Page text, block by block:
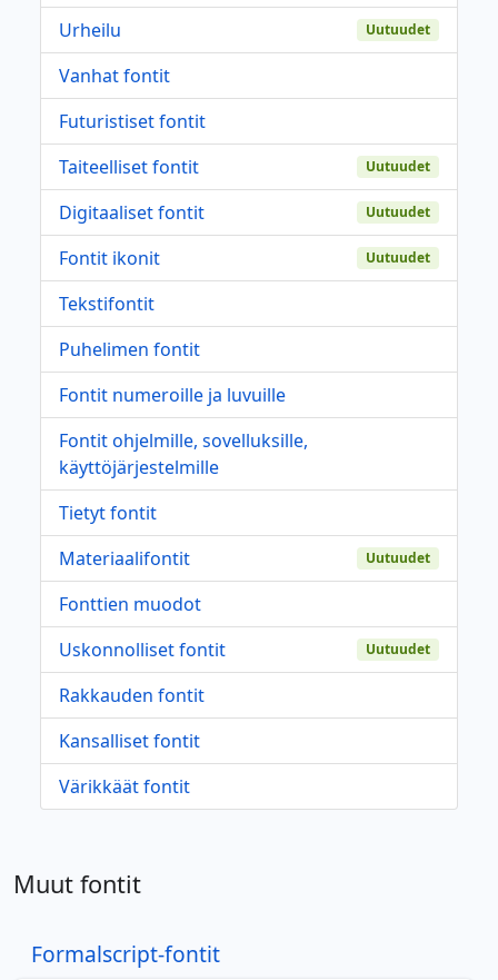
Urheilu
Uutuudet
Vanhat fontit
Futuristiset fontit
Taiteelliset fontit
Uutuudet
Digitaaliset fontit Uutuudet
Fontit ikonit Uutuudet
Tekstifontit
Puhelimen fontit
Fontit numeroille ja luvuille
Fontit ohjelmille, sovelluksille,
käyttöjärjestelmille
Tietyt fontit
Materiaalifontit
Uutuudet
Fonttien muodot
Uskonnolliset fontit
Uutuudet
Rakkauden fontit
Kansalliset fontit
Värikkäät fontit
Muut fontit
Formalscript-fontit